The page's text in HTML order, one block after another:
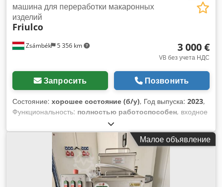
Zsámbék 5 356 km
машина для переработки макаронных
изделий
Friulco
3 000 €
VB без учета НДС
Запросить Позвонить
Состояние: хорошее состояние (б/у), Год выпуска: 2023,
Функциональность: полностью работоспособен, входное
, Продается промышленный
тестораскаточный аппарат FriulCo. Продается
промышленный тестораскаточный аппарат FriulCo в
отличном состоянии, итальянского производства,
профессионального исполнения. Идеально подходит для
пекарен, кондитерских, пиццерий, предприятий по
производству макаронных изделий и предприятий
Малое объявление